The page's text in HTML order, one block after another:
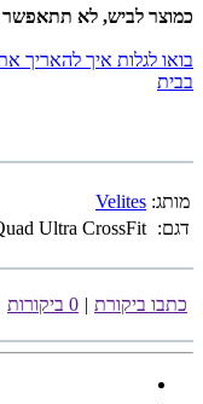
כמוצר לביש, לא
בואו לגלות איך להאריך
בבית
מותג: Velites
דגם: Ultra CrossFit
כתבו ביקורת | 0 ביקורות